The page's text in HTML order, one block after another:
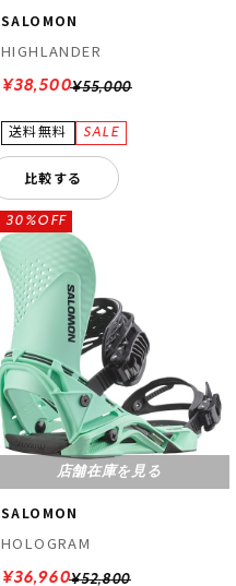
SALOMON
HIGHLANDER
¥55,000
¥38,500
比較する
店舗在庫を見る
SALOMON
HOLOGRAM
¥52,800
30%OFF
¥36,960